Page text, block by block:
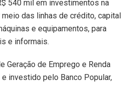
540 mil em investimentos na
das linhas de crédito, capital
e equipamentos, para
e informais.
Geração de Emprego e Renda
e investido pelo Banco Popular,